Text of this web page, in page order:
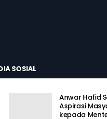
SOSIAL
Anwar Hafid
Aspirasi
kepada